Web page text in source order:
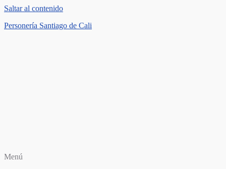
Saltar al contenido
Personería Santiago de Cali
Menú